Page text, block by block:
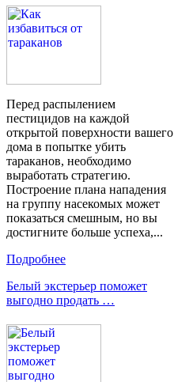
Перед распылением
пестицидов на каждой
открытой поверхности вашего
дома в попытке убить
тараканов, необходимо
выработать стратегию.
Построение плана нападения
на группу насекомых может
показаться смешным, но вы
достигните больше успеха,...
Подробнее
Белый экстерьер поможет
выгодно продать …